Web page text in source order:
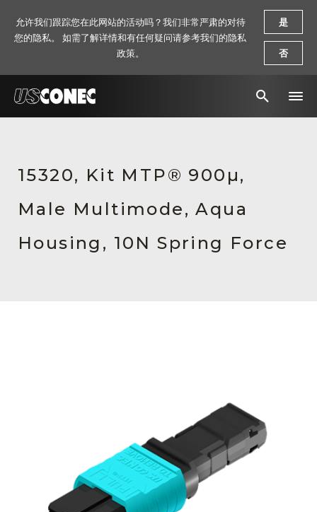
15320, Kit MTP® 900µ,
Male Multimode, Aqua
Housing, 10N Spring Force
允许我们跟踪您在此网站的活动吗？我们非常严肃的对待
您的隐私。 如需了解详情和有任何疑问请参考我们的隐私
政策。
是
否